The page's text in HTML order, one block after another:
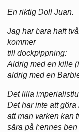
En riktig Doll Juan.
Jag har bara haft
kommer
till dockpippning:
Aldrig med en kille
aldrig med en
Det lilla
Det har inte att göra
att man varken kan
sära på hennes